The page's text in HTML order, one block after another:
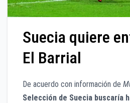
Suecia quiere
El Barrial
De acuerdo con información de
Selección de Suecia buscaría